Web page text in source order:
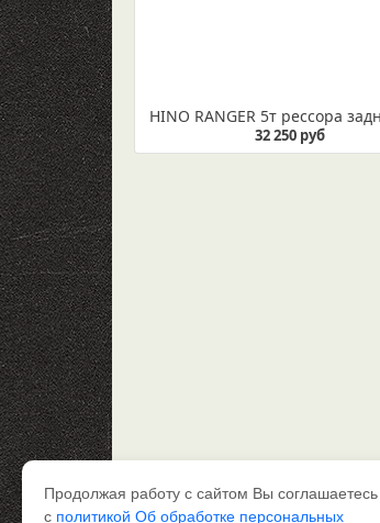
32 250 руб
Каталог рессор
Продолжая работу с сайтом Вы соглашаетесь
с политикой Об обработке персональных